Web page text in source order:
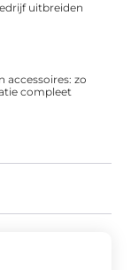
uitbreiden
accessoires: zo
compleet